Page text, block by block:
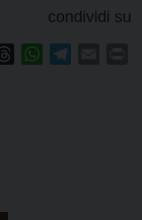
condividi su
ThreadsWhatsApp